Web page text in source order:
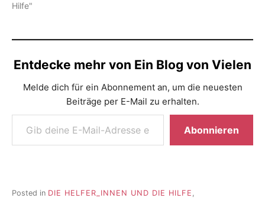
Hilfe"
Entdecke mehr von Ein Blog von Vielen
Melde dich für ein Abonnement an, um die neuesten
Beiträge per E-Mail zu erhalten.
Gib deine E-Mail-Adresse ein ...
Abonnieren
Posted in DIE HELFER_INNEN UND DIE HILFE